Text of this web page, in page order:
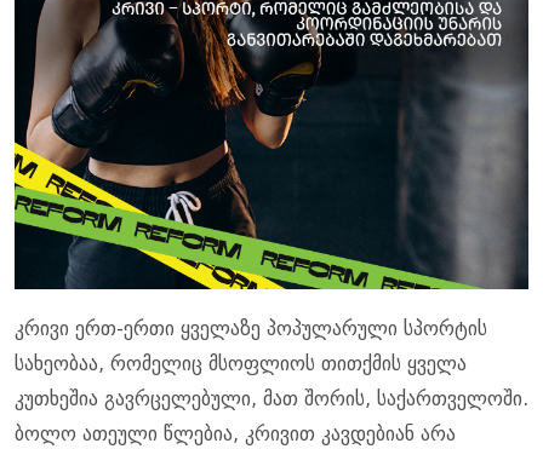
კრივი ერთ-ერთი ყველაზე პოპულარული სპორტის
სახეობაა, რომელიც მსოფლიოს თითქმის ყველა
კუთხეშია გავრცელებული, მათ შორის, საქართველოში.
ბოლო ათეული წლებია, კრივით კავდებიან არა